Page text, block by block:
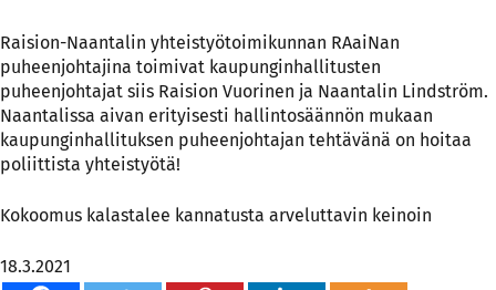
Raision-Naantalin yhteistyötoimikunnan RAaiNan
puheenjohtajina toimivat kaupunginhallitusten
puheenjohtajat siis Raision Vuorinen ja Naantalin Lindström.
Naantalissa aivan erityisesti hallintosäännön mukaan
kaupunginhallituksen puheenjohtajan tehtävänä on hoitaa
poliittista yhteistyötä!
Kokoomus kalastalee kannatusta arveluttavin keinoin
18.3.2021